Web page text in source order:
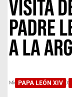
PAPA LEÓN XIV